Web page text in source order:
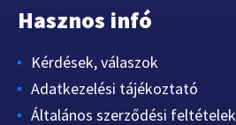
Hasznos infó
Kérdések, válaszok
Adatkezelési tájékoztató
Általános szerződési feltételek